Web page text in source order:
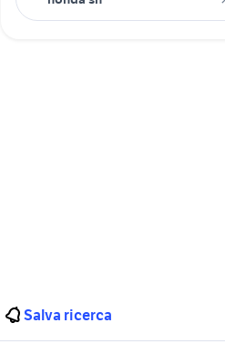
Salva ricerca